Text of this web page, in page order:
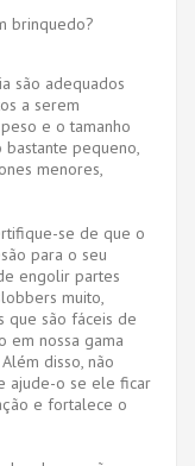
brinquedo?
são adequados
a serem
e o tamanho
bastante pequeno,
menores,
se de que o
para o seu
engolir partes
muito,
que são fáceis de
em nossa gama
disso, não
ajude-o se ele ficar
e fortalece o